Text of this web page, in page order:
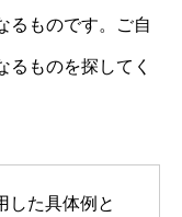
るものです。ご自
るものを探してく
した具体例と